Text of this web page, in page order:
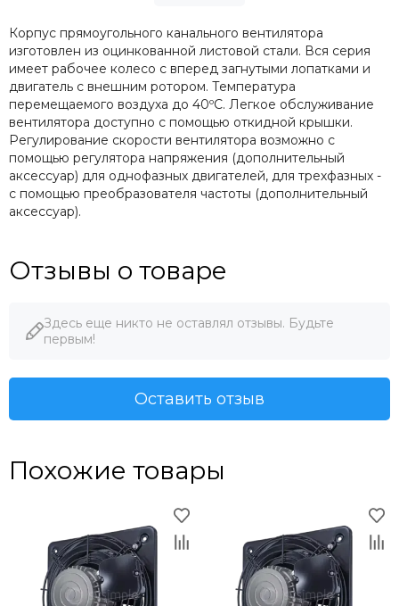
Корпус прямоугольного канального вентилятора
изготовлен из оцинкованной листовой стали. Вся серия
имеет рабочее колесо с вперед загнутыми лопатками и
двигатель с внешним ротором. Температура
перемещаемого воздуха до 40ºC. Легкое обслуживание
вентилятора доступно с помощью откидной крышки.
Регулирование скорости вентилятора возможно с
помощью регулятора напряжения (дополнительный
аксессуар) для однофазных двигателей, для трехфазных -
с помощью преобразователя частоты (дополнительный
аксессуар).
Отзывы о товаре
Здесь еще никто не оставлял отзывы. Будьте
первым!
Оставить отзыв
Похожие товары